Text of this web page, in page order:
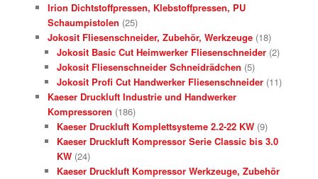
Irion Dichtstoffpressen, Klebstoffpressen, PU
Schaumpistolen (25)
Jokosit Fliesenschneider, Zubehör, Werkzeuge (18)
Jokosit Basic Cut Heimwerker Fliesenschneider (2)
Jokosit Fliesenschneider Schneidrädchen (5)
Jokosit Profi Cut Handwerker Fliesenschneider (11)
Kaeser Druckluft Industrie und Handwerker
Kompressoren (186)
Kaeser Druckluft Komplettsysteme 2.2-22 KW (9)
Kaeser Druckluft Kompressor Serie Classic bis 3.0
KW (24)
Kaeser Druckluft Kompressor Werkzeuge, Zubehör